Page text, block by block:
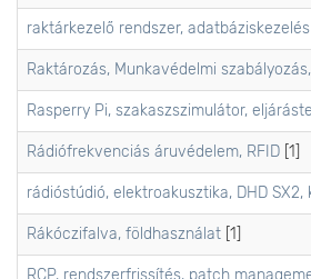
raktárkezelő rendszer, adatbáziskezelés
Raktározás, Munkavédelmi
Rasperry Pi, szakaszszimulátor,
Rádiófrekvenciás áruvédelem, RFID [1]
rádióstúdió, elektroakusztika, DHD
Rákóczifalva, földhasználat [1]
RCP, rendszerfrissítés, patch